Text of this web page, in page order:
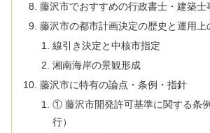
藤沢市でおすすめの行政書士・建築士
藤沢市の都市計画決定の歴史と運用上
線引き決定と中核市指定
湘南海岸の景観形成
藤沢市に特有の論点・条例・指針
① 藤沢市開発許可基準に関する条
行）